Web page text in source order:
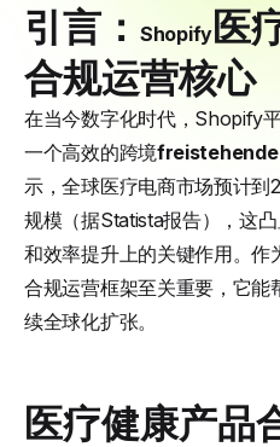
引言： Shopify医
合规运营核心
在当今数字化时代，Shopify
一个高效的跨境
示，全球医疗电商市场预计
规模（据Statista报告），这
和效率提升上的关键作用。
合规运营框架至关重要，它能
续全球化扩张。
医疗健康产品